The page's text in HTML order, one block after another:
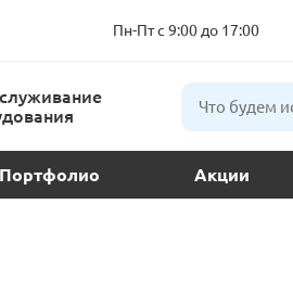
Пн-Пт с 9:00 до 17:00
Портфолио Акции